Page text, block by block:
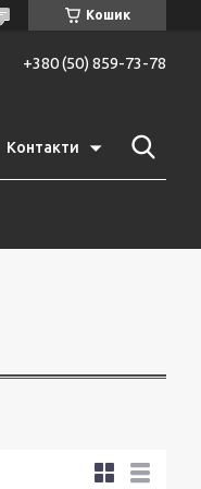
Кошик
+380 (50) 859-73-78
Контакти